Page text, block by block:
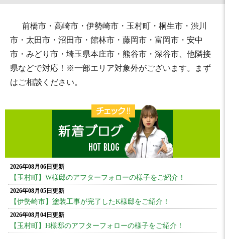
前橋市・高崎市・伊勢崎市・玉村町・桐生市・渋川
市・太田市・沼田市・館林市・藤岡市・富岡市・安中
市・みどり市・埼玉県本庄市・熊谷市・深谷市、他隣接
県などで対応！※一部エリア対象外がございます。まず
はご相談ください。
2026年08月06日更新
【玉村町】W様邸のアフターフォローの様子をご紹介！
2026年08月05日更新
【伊勢崎市】塗装工事が完了したK様邸をご紹介！
2026年08月04日更新
【玉村町】H様邸のアフターフォローの様子をご紹介！